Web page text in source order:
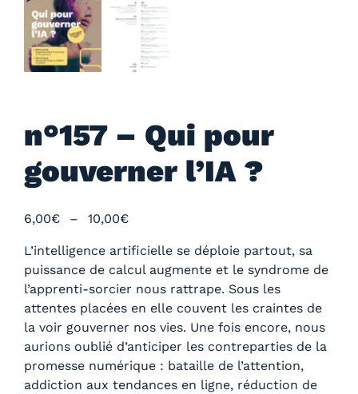
n°157 – Qui pour
gouverner l’IA ?
6,00€ – 10,00€P
a
g
e
d
e
p
r
L’intelligence artificielle se déploie partout, sa
puissance de calcul augmente et le syndrome de
l’apprenti-sorcier nous rattrape. Sous les
attentes placées en elle couvent les craintes de
la voir gouverner nos vies. Une fois encore, nous
aurions oublié d’anticiper les contreparties de la
promesse numérique : bataille de l’attention,
addiction aux tendances en ligne, réduction de